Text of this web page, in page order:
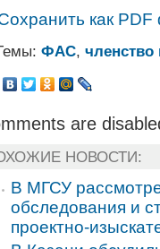
как
ФАС,
are
НОВОСТИ:
В МГСУ
обследования и
проектно-